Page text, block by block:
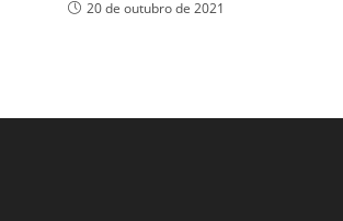
20 de outubro de 2021